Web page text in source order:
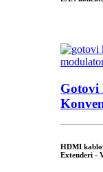
Gotovi
HDMI
Extenderi -